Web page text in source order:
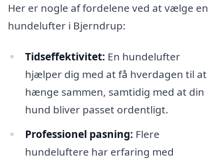
Her er nogle af fordelene ved at vælge en
hundelufter i Bjerndrup:
Tidseffektivitet: En hundelufter
hjælper dig med at få hverdagen til at
hænge sammen, samtidig med at din
hund bliver passet ordentligt.
Professionel pasning: Flere
hundeluftere har erfaring med